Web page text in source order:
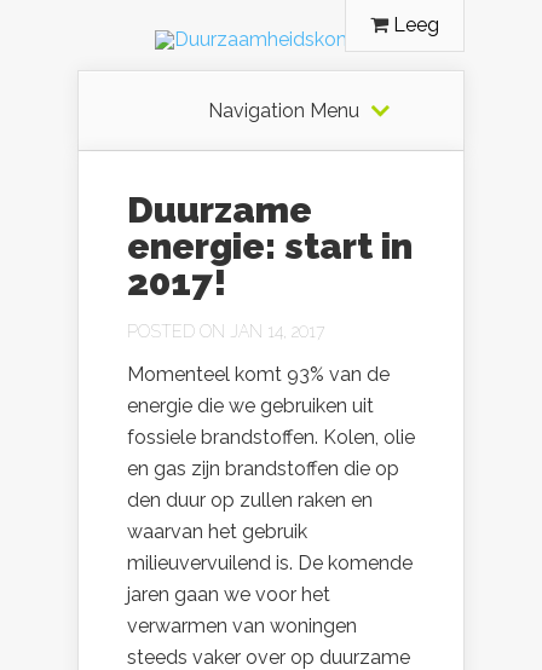
Leeg
Navigation Menu
Duurzame
energie: start in
2017!
POSTED ON JAN 14, 2017
Momenteel komt 93% van de
energie die we gebruiken uit
fossiele brandstoffen. Kolen, olie
en gas zijn brandstoffen die op
den duur op zullen raken en
waarvan het gebruik
milieuvervuilend is. De komende
jaren gaan we voor het
verwarmen van woningen
steeds vaker over op duurzame